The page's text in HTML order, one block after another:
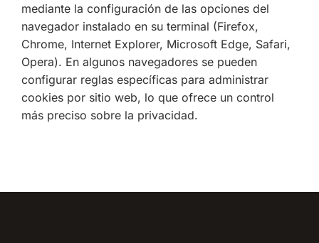
mediante la configuración de las opciones del
navegador instalado en su terminal (Firefox,
Chrome, Internet Explorer, Microsoft Edge, Safari,
Opera). En algunos navegadores se pueden
configurar reglas específicas para administrar
cookies por sitio web, lo que ofrece un control
más preciso sobre la privacidad.